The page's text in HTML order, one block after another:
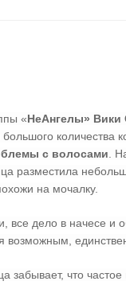
«НеАнгелы»
количества
с волосами .
разместила
на мочалку.
все дело в начесе и
возможным,
забывает, что